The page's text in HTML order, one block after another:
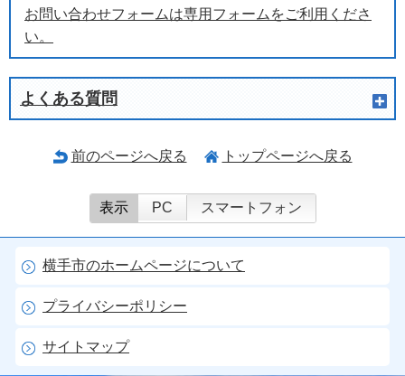
お問い合わせフォームは専用フォームをご利用くださ
い。
よくある質問
前のページへ戻る トップページへ戻る
表示 PC スマートフォン
横手市のホームページについて
プライバシーポリシー
サイトマップ